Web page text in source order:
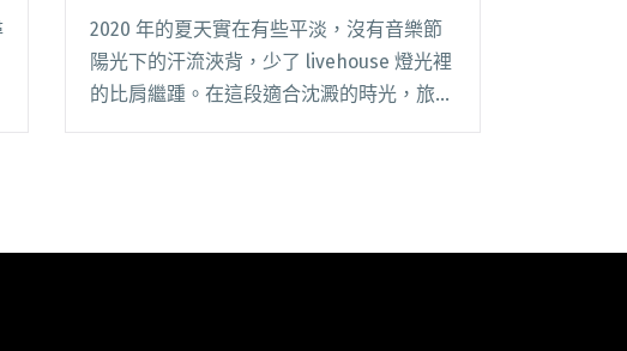
2020 年的夏天實在有些平淡，沒有音樂節
陽光下的汗流浹背，少了 livehouse 燈光裡
的比肩繼踵。在這段適合沈澱的時光，旅行
團潛心排練和創作，繼續打磨新歌，反復修
河〉深度思辨開啓音樂新里程"